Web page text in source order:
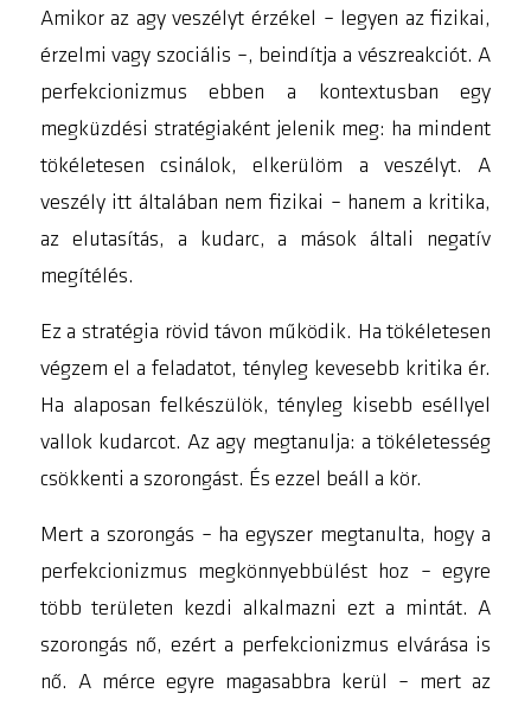
Amikor az agy veszélyt érzékel – legyen az fizikai,
érzelmi vagy szociális –, beindítja a vészreakciót. A
perfekcionizmus ebben a kontextusban egy
megküzdési stratégiaként jelenik meg: ha mindent
tökéletesen csinálok, elkerülöm a veszélyt. A
veszély itt általában nem fizikai – hanem a kritika,
az elutasítás, a kudarc, a mások általi negatív
megítélés.
Ez a stratégia rövid távon működik. Ha tökéletesen
végzem el a feladatot, tényleg kevesebb kritika ér.
Ha alaposan felkészülök, tényleg kisebb eséllyel
vallok kudarcot. Az agy megtanulja: a tökéletesség
csökkenti a szorongást. És ezzel beáll a kör.
Mert a szorongás – ha egyszer megtanulta, hogy a
perfekcionizmus megkönnyebbülést hoz – egyre
több területen kezdi alkalmazni ezt a mintát. A
szorongás nő, ezért a perfekcionizmus elvárása is
nő. A mérce egyre magasabbra kerül – mert az